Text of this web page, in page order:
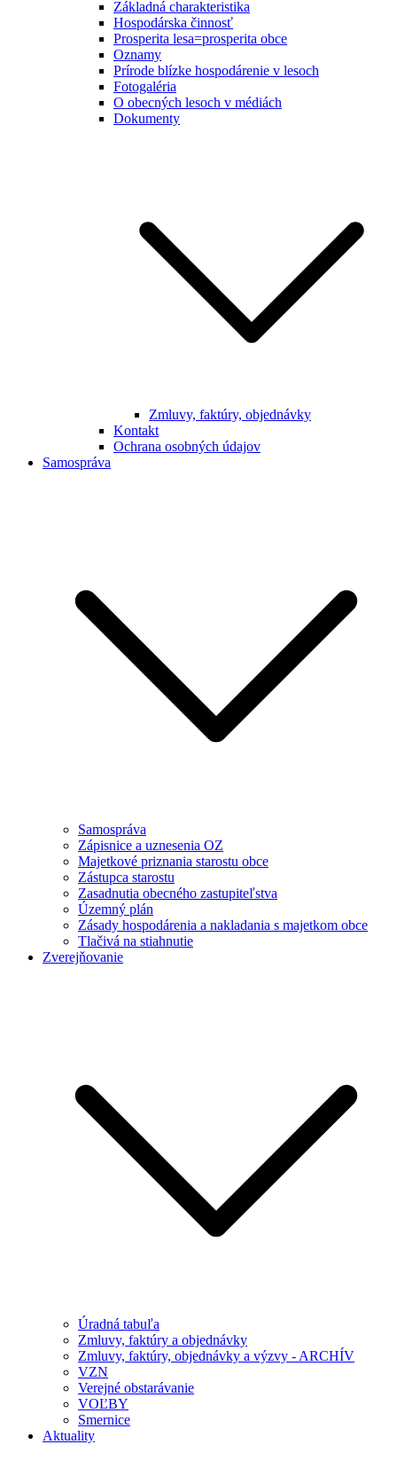
Základná charakteristika
Hospodárska činnosť
Prosperita lesa=prosperita obce
Oznamy
Prírode blízke hospodárenie v lesoch
Fotogaléria
O obecných lesoch v médiách
Dokumenty
Zmluvy, faktúry, objednávky
Kontakt
Ochrana osobných údajov
Samospráva
Samospráva
Zápisnice a uznesenia OZ
Majetkové priznania starostu obce
Zástupca starostu
Zasadnutia obecného zastupiteľstva
Územný plán
Zásady hospodárenia a nakladania s majetkom obce
Tlačivá na stiahnutie
Zverejňovanie
Úradná tabuľa
Zmluvy, faktúry a objednávky
Zmluvy, faktúry, objednávky a výzvy - ARCHÍV
VZN
Verejné obstarávanie
VOĽBY
Smernice
Aktuality